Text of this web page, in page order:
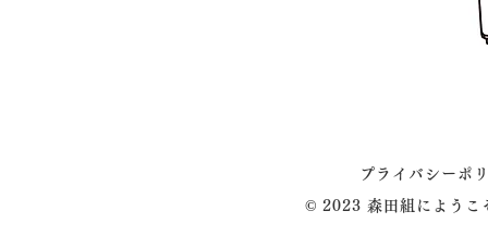
プライバシーポ
© 2023 森田組によう